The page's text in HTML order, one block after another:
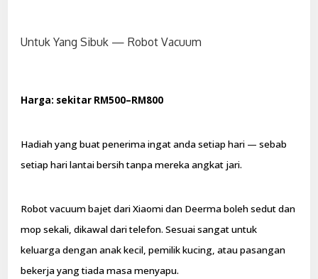
Untuk Yang Sibuk — Robot Vacuum
Harga: sekitar RM500–RM800
Hadiah yang buat penerima ingat anda setiap hari — sebab
setiap hari lantai bersih tanpa mereka angkat jari.
Robot vacuum bajet dari Xiaomi dan Deerma boleh sedut dan
mop sekali, dikawal dari telefon. Sesuai sangat untuk
keluarga dengan anak kecil, pemilik kucing, atau pasangan
bekerja yang tiada masa menyapu.